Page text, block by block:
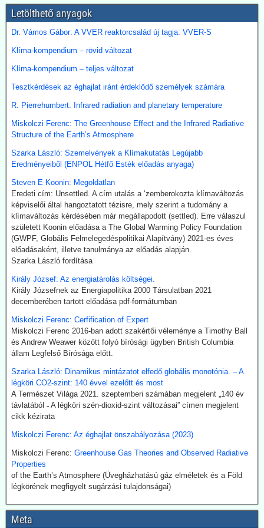
Emellett megnöveli saját kitermelését, és kacsingat az orosz
beszállításokra is.
2026.07.22. Finance.yahoo: Kerozin a hulladék
étolajból és egyéb alternatív forrásokból - India a
startvonalon
A növényi olaj- és állati zsírhulladékból nemcsak autóüzemanyagot
lehet gyártani, hanem kerozint is. Az így nyert üzemanyag neve
Sustainable Aviation Fuel (fenntartható kerozin, SAF). Előállítása
klímavédelmi okok miatt a légitársaságok érdeklődnek az
üzemanyag iránt.
India új utat céloz meg az előállításnál. A mezőgazdasági
hulladékokból (magas CO-tartalmú) szintézisgázt lehet gyártani,
amit a Fischer-Tropsch eljárás szerint hidrogénnel reagáltatva
folyékony szénhidrogén-keveréket, azaz benzint kapunk. A folyamat
megfelelő irányításánál a végtermék kerozin. A hidrogént -
legalábbis indiai források szerint elektrolízissel kívánják előállítani.
Kommentárunk: Semmi kifogásunk nincs a zöld technológiák ellen.
Problémánk avval van, ha a zöldenergiagyártás súlyos állami, értsd
adófizetői szubvenciókból akar megélni - az idők végezetéig.
2026.07.21. Uncut-News: Ki hozta a köztudatba a
klíma-lezárásokat a kovid-lezárások mintájára?
Google és az egyéb MI által támogatott keresők szerint a
klímavészhelyzet miatti lezárások csupáncsak összeesküvés-
WHO megbízásából dolgozó közgazdász alkotta meg 2020
októberében. A támogatók között ott volt a Soros-alapítvány és a
világ legnagyobb vállalatait összefogó World Business Council for
Sustainable Development. Az illető szerint a klímavészhelyzet
miatti lezárások a vörös hús fogyasztásának tilalmát, a személyes
járműhasználat korlátozását, a fosszilis tüzelőanyagok
kitermelésének megszüntetését és további energiaügyi
intézkedéseket jelentenének.
Hogy erre (egyelőre legalább is) nem került sor, az az ún.
kompromisszum nélkül terjesztőinek köszönhető.
2026.07.21. The Sociable: Nemzetközi támogatás
a moduláris atomerőművek elterjesztésére
Az Egyesült Államok, Japán és Dél-Korea fel kívánják gyorsítani a
térségben. Hivatalosan az „energiabiztonságról” és a „tiszta
technológiáról” van szó. Valójában azonban itt alakul ki a digitális
Letölthető anyagok
Dr. Vámos Gábor: A VVER reaktorcsalád új tagja: VVER-S
Klíma-kompendium – rövid változat
Klíma-kompendium – teljes változat
Tesztkérdések az éghajlat iránt érdeklődő személyek számára
R. Pierrehumbert: Infrared radiation and planetary temperature
Miskolczi Ferenc: The Greenhouse Effect and the Infrared Radiative
Structure of the Earth’s Atmosphere
Szarka László: Szemelvények a Klímakutatás Legújabb
Eredményeiből (ENPOL Hétfő Esték előadás anyaga)
Steven E Koonin: Megoldatlan
Eredeti cím: Unsettled. A cím utalás a ‘zemberokozta klímaváltozás
képviselői által hangoztatott tézisre, mely szerint a tudomány a
klímaváltozás kérdésében már megállapodott (settled). Erre válaszul
született Koonin előadása a The Global Warming Policy Foundation
(GWPF, Globális Felmelegedéspolitikai Alapítvány) 2021-es éves
előadásaként, illetve tanulmánya az előadás alapján.
Szarka László fordítása
Király József: Az energiatárolás költségei.
Király Józsefnek az Energiapolitika 2000 Társulatban 2021
decemberében tartott előadása pdf-formátumban
Miskolczi Ferenc: Cerfification of Expert
Miskolczi Ferenc 2016-ban adott szakértői véleménye a Timothy Ball
és Andrew Weawer között folyó bírósági ügyben British Columbia
állam Legfelső Bírósága előtt.
Szarka László: Dinamikus mintázatot elfedő globális monotónia. – A
légköri CO2-szint: 140 évvel ezelőtt és most
A Természet Világa 2021. szeptemberi számában megjelent „140 év
távlatából ˗ A légköri szén-dioxid-szint változásai” címen megjelent
cikk kézirata
Miskolczi Ferenc: Az éghajlat önszabályozása (2023)
Miskolczi Ferenc: Greenhouse Gas Theories and Observed Radiative
Properties
of the Earth’s Atmosphere (Üvegházhatású gáz elméletek és a Föld
légkörének megfigyelt sugárzási tulajdonságai)
Meta